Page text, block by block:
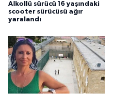
Alkollü sürücü 16 yaşındaki
scooter sürücüsü ağır
yaralandı